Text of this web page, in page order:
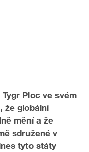
Ploc ve svém
že globální
mění a že
sdružené v
tyto státy